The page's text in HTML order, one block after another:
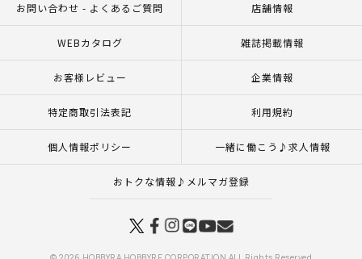
お問い合わせ - よくあるご質問 店舗情報
WEBカタログ 雑誌掲載情報
お客様レビュー 企業情報
特定商取引法表記 利用規約
個人情報ポリシー 一緒に働こう♪求人情報
おトクな情報♪メルマガ登録